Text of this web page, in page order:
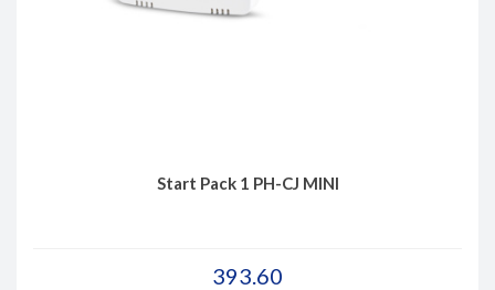
Start Pack 1 PH-CJ MINI
393.60